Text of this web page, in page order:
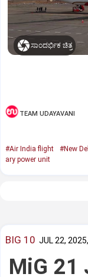
ಸಾಂದರ್ಭಿಕ ಚಿತ್ರ
TEAM UDAYAVANI
#Air India flight #New
ary power unit
BIG 10 JUL 22,
MiG